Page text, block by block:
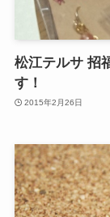
松江テルサ 招
す！
2015年2月26日